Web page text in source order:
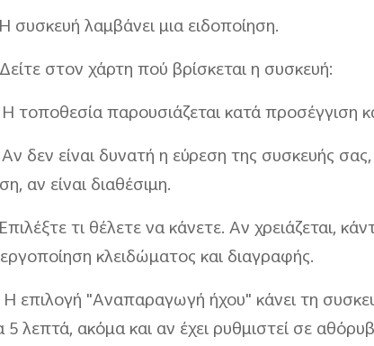
συσκευή λαμβάνει μια ειδοποίηση.
στον χάρτη πού βρίσκεται η συσκευή:
τοποθεσία παρουσιάζεται κατά προσέγγιση
δεν είναι δυνατή η εύρεση της συσκευής
αν είναι διαθέσιμη.
τι θέλετε να κάνετε. Αν χρειάζεται,
κλειδώματος και διαγραφής.
επιλογή "Αναπαραγωγή ήχου" κάνει τη
5 λεπτά, ακόμα και αν έχει ρυθμιστεί σε